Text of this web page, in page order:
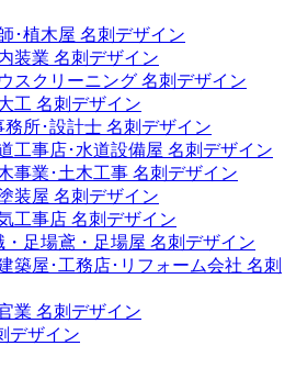
･植木屋 名刺デザイン
装業 名刺デザイン
スクリーニング 名刺デザイン
工 名刺デザイン
務所･設計士 名刺デザイン
工事店･水道設備屋 名刺デザイン
事業･土木工事 名刺デザイン
装屋 名刺デザイン
工事店 名刺デザイン
・足場鳶・足場屋 名刺デザイン
築屋･工務店･リフォーム会社 名刺
業 名刺デザイン
デザイン